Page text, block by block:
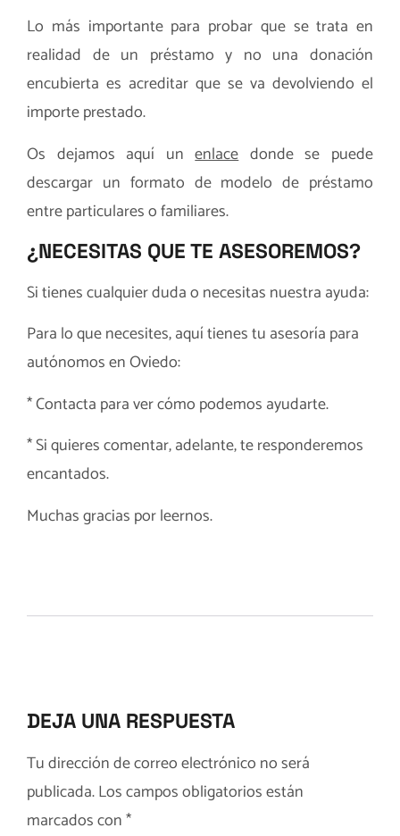
Lo más importante para probar que se trata en
realidad de un préstamo y no una donación
encubierta es acreditar que se va devolviendo el
importe prestado.
Os dejamos aquí unenlacedonde se puede
descargar un formato de modelo de préstamo
entre particulares o familiares.
¿NECESITAS QUE TE ASESOREMOS?
Si tienes cualquier duda o necesitas nuestra ayuda:
Para lo que necesites, aquí tienes tu asesoría para
autónomos en Oviedo:
*Contacta para ver cómo podemos ayudarte.
* Si quieres comentar, adelante, te responderemos
encantados.
Muchas gracias por leernos.
DEJA UNA RESPUESTA
Tu dirección de correo electrónico no será
publicada.Los campos obligatorios están
marcados con*